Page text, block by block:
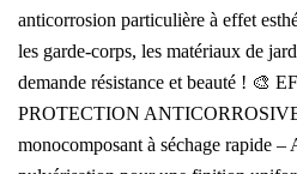
anticorrosion particulière à effet
les garde-corps, les matériaux de
demande résistance et beauté ! 🎨
PROTECTION
monocomposant à séchage rapide